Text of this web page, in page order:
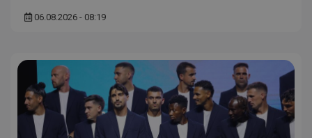
06.08.2026 - 08:19